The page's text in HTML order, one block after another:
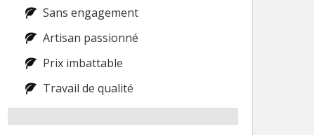
Sans engagement
Artisan passionné
Prix imbattable
Travail de qualité